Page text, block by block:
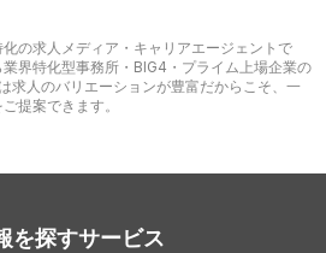
の求人メディア・キャリアエージェントで
界特化型事務所・BIG4・プライム上場企業の
求人のバリエーションが豊富だからこそ、一
提案できます。
を探すサービス